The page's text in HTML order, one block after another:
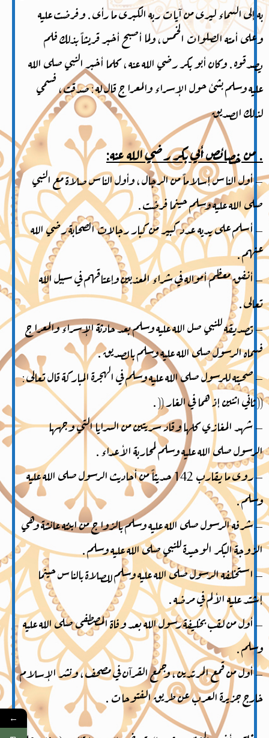
به إلى السماء ليرى من آيات ربه الكبرى ما رأى . وفرضت عليه
وعلى أمته الصلوات الخمس ، ولما أصبح أخبر قريشاً بذلك فلم
يصدقوه . وكان أبو بكر رضي الله عنه ، كلما أخبر النبي صلى الله
عليه وسلم بشئ حول الإسراء والمعراج قال له : صدقت ، فسمي
لذلك الصديق
. من خصائص أبي بكر رضي الله عنه:
– أول الناس إسلاماً من الرجال ، وأول الناس صلاة مع النبي
صلى الله عليه وسلم حينما فرضت .
– أسلم على يديه عدد كبير من كبار رجالات الصحابة رضي الله
عنهم .
– أنفق معظم أمواله في شراء المعذبين وإعتاقهم في سبيل الله
تعالى .
– تصديقه للنبي صل الله عليه وسلم بعد حادثة الإسراء والمعراج
فسماه الرسول صلى الله عليه وسلم بالصديق .
– صحبته للرسول صلى الله عليه وسلم في الهجرة المباركة قال تعالى :
(( ثاني اثنين إذ هما في الغار (( .
– شهد المغازي كلها وقاد سريتين من السرايا التي وجهها
الرسول صلى الله عليه وسلم لمحاربة الأعداء .
– روى ما يقارب 142 حديثاً من أحاديث الرسول صلى الله عليه
وسلم .
– شرفه الرسول صلى الله عليه وسلم بالزواج من ابنته عائشة وهي
الزوجة البكر الوحيدة للنبي صلى الله عليه وسلم .
– استخلفه الرسول صلى الله عليه وسلم للصلاة بالناس حينما
إشتد عليه الألم في مرضه .
– أول من لقب بخليفة رسول الله بعد وفاة المصطفى صلى الله عليه
وسلم .
– أول من قمع المرتدين ، وجمع القرآن في مصحف ، ونشر الإسلام
خارج جزيرة العرب عن طريق الفتوحات .
←